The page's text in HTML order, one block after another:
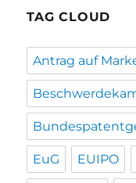
TAG CLOUD
Antrag auf
EuG EUIPO